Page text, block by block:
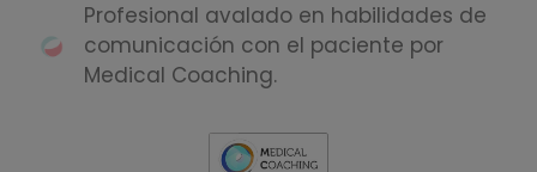
Profesional avalado en habilidades de
comunicación con el paciente por
Medical Coaching.